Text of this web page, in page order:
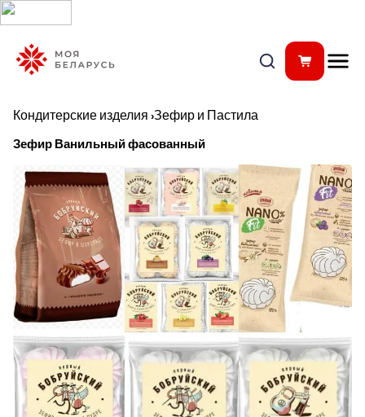
Кондитерские изделия ›Зефир и Пастила
Зефир Ванильный фасованный